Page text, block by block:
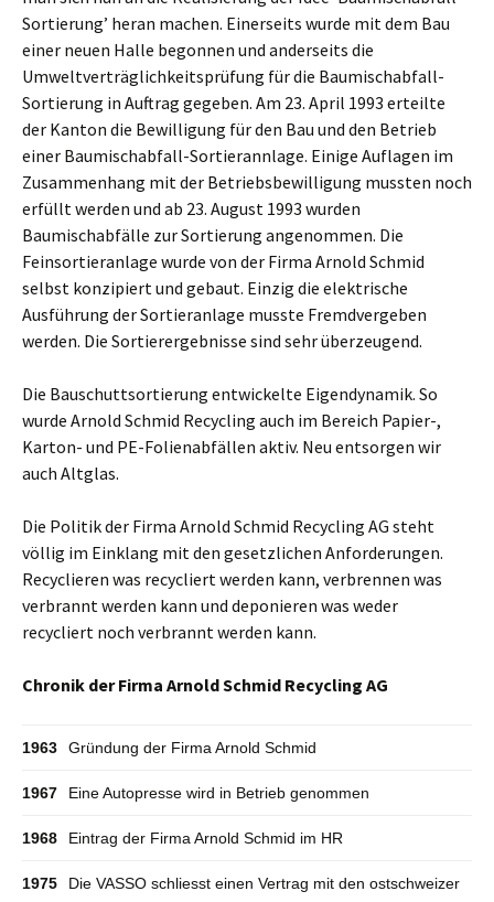
Sortierung’ heran machen. Einerseits wurde mit dem Bau
einer neuen Halle begonnen und anderseits die
Umweltverträglichkeitsprüfung für die Baumischabfall-
Sortierung in Auftrag gegeben. Am 23. April 1993 erteilte
der Kanton die Bewilligung für den Bau und den Betrieb
einer Baumischabfall-Sortierannlage. Einige Auflagen im
Zusammenhang mit der Betriebsbewilligung mussten noch
erfüllt werden und ab 23. August 1993 wurden
Baumischabfälle zur Sortierung angenommen. Die
Feinsortieranlage wurde von der Firma Arnold Schmid
selbst konzipiert und gebaut. Einzig die elektrische
Ausführung der Sortieranlage musste Fremdvergeben
werden. Die Sortierergebnisse sind sehr überzeugend.
Die Bauschuttsortierung entwickelte Eigendynamik. So
wurde Arnold Schmid Recycling auch im Bereich Papier-,
Karton- und PE-Folienabfällen aktiv. Neu entsorgen wir
auch Altglas.
Die Politik der Firma Arnold Schmid Recycling AG steht
völlig im Einklang mit den gesetzlichen Anforderungen.
Recyclieren was recycliert werden kann, verbrennen was
verbrannt werden kann und deponieren was weder
recycliert noch verbrannt werden kann.
Chronik der Firma Arnold Schmid Recycling AG
1963 Gründung der Firma Arnold Schmid
1967 Eine Autopresse wird in Betrieb genommen
1968 Eintrag der Firma Arnold Schmid im HR
1975 Die VASSO schliesst einen Vertrag mit den ostschweizer